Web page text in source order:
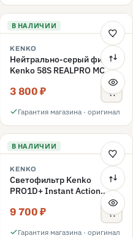
В НАЛИЧИИ
KENKO
Нейтрально-серый фильтр
Kenko 58S REALPRO MC
3 800 ₽
Гарантия магазина · оригинал
В НАЛИЧИИ
KENKO
Светофильтр Kenko
PRO1D+ Instant Action
Variable NDX3-450+C-PLS
переменной плотности
9 700 ₽
Гарантия магазина · оригинал